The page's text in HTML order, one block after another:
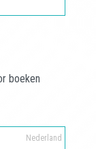
boeken
Nederland